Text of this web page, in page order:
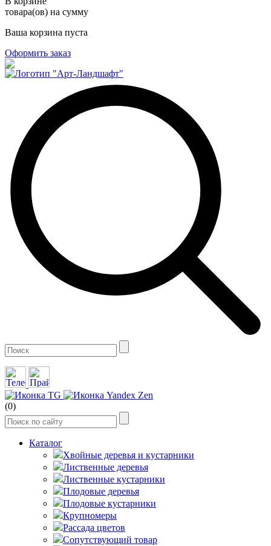
товара(ов) на сумму
Ваша корзина пуста
Оформить заказ
(0)
Каталог
Хвойные деревья и кустарники
Лиственные деревья
Лиственные кустарники
Плодовые деревья
Плодовые кустарники
Крупномеры
Рассада цветов
Сопутствующий товар